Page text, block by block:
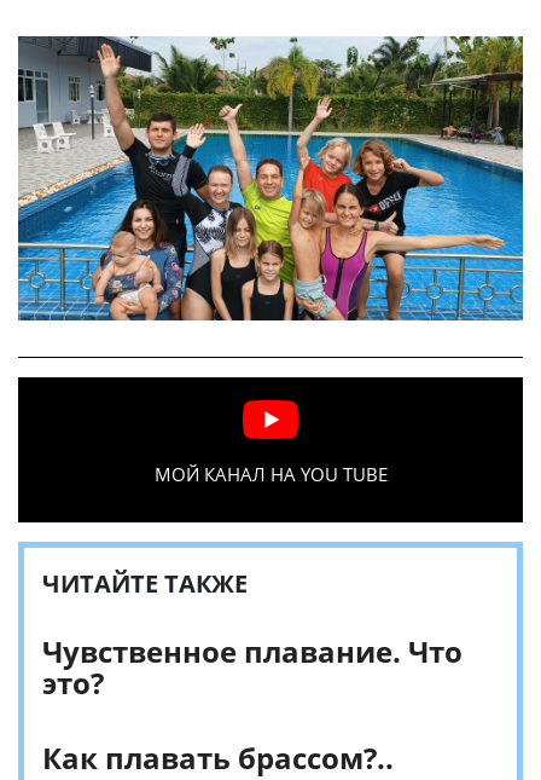
МОЙ КАНАЛ НА YOU TUBE
ЧИТАЙТЕ ТАКЖЕ
Чувственное плавание. Что
это?
Как плавать брассом?..